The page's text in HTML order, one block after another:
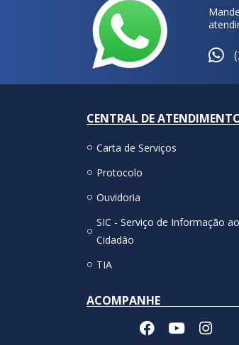
CENTRAL DE
Carta de Serviços
Protocolo
Ouvidoria
SIC - Serviço de Informação ao
Cidadão
TIA
ACOMPANHE